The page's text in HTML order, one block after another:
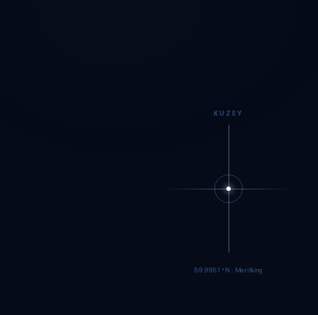
KUZEY
89.9979°N · Meritking